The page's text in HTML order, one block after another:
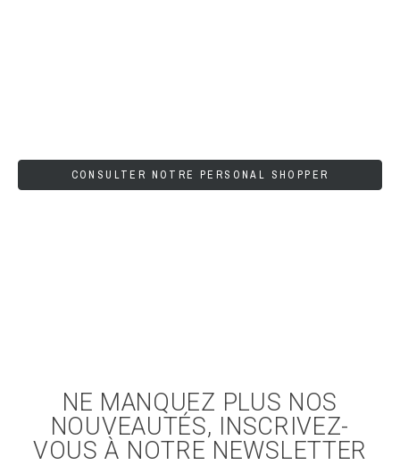
CONSULTER NOTRE PERSONAL SHOPPER
NE MANQUEZ PLUS NOS
NOUVEAUTÉS, INSCRIVEZ-
VOUS À NOTRE NEWSLETTER